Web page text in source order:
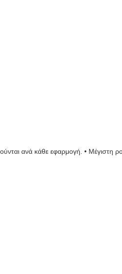
ανά κάθε εφαρμογή. • Μέγιστη